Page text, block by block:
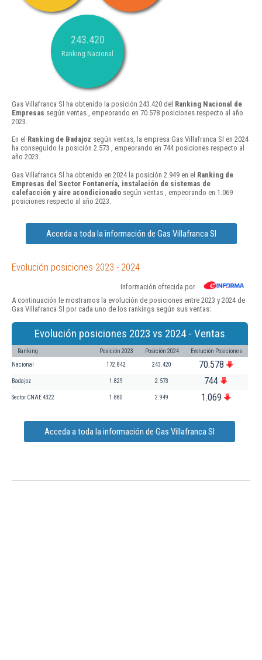
243.420
Ranking Nacional
Gas Villafranca Sl ha obtenido la posición 243.420 del Ranking Nacional de
Empresas según ventas , empeorando en 70.578 posiciones respecto al año
2023.
En el Ranking de Badajoz según ventas, la empresa Gas Villafranca Sl en 2024
ha conseguido la posición 2.573 , empeorando en 744 posiciones respecto al
año 2023.
Gas Villafranca Sl ha obtenido en 2024 la posición 2.949 en el Ranking de
Empresas del Sector Fontanería, instalación de sistemas de
calefacción y aire acondicionado según ventas , empeorando en 1.069
posiciones respecto al año 2023.
Acceda a toda la información de Gas Villafranca Sl
Evolución posiciones 2023 - 2024
Información ofrecida por
A continuación le mostramos la evolución de posiciones entre 2023 y 2024 de
Gas Villafranca Sl por cada uno de los rankings según sus ventas:
Evolución posiciones 2023 vs 2024 - Ventas
Ranking Posición 2023 Posición 2024 Evolución Posiciones
Nacional 172.842 243.420 70.578
Badajoz 1.829 2.573 744
Sector CNAE 4322 1.880 2.949 1.069
Acceda a toda la información de Gas Villafranca Sl